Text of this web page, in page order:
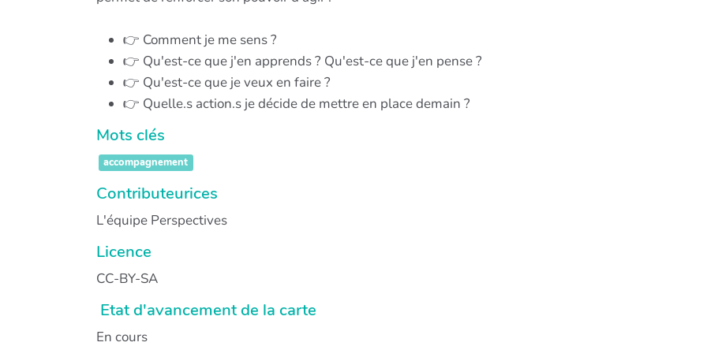
👉 Comment je me sens ?
👉 Qu'est-ce que j'en apprends ? Qu'est-ce que j'en pense ?
👉 Qu'est-ce que je veux en faire ?
👉 Quelle.s action.s je décide de mettre en place demain ?
Mots clés
accompagnement
Contributeurices
L'équipe Perspectives
Licence
CC-BY-SA
Etat d'avancement de la carte
En cours